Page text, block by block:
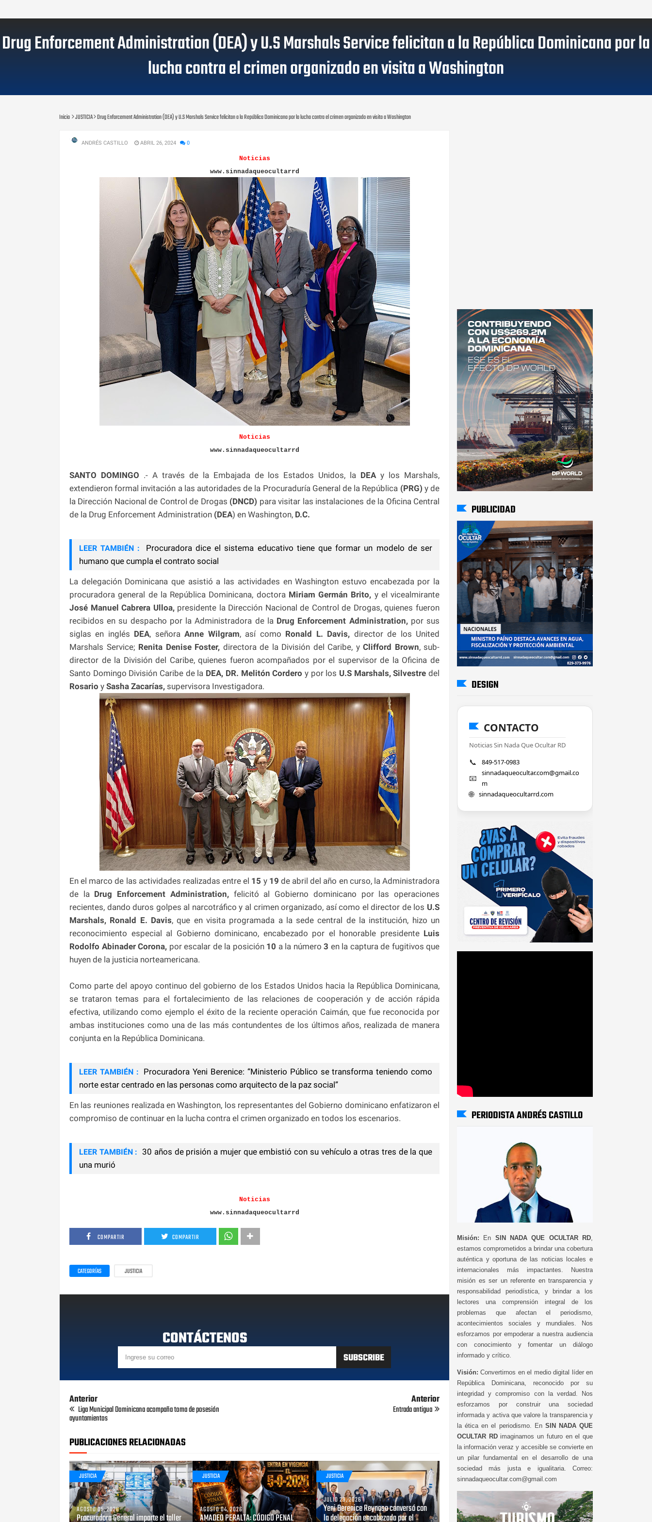
Drug Enforcement Administration (DEA) y U.S Marshals Service felicitan a la República Dominicana por la
lucha contra el crimen organizado en visita a Washington
Inicio JUSTICIA Drug Enforcement Administration (DEA) y U.S Marshals Service felicitan a la República Dominicana por la lucha contra el crimen organizado en visita a Washington
ANDRÉS CASTILLO ABRIL 26, 2024 0
Noticias
www.sinnadaqueocultarrd
Noticias
www.sinnadaqueocultarrd
SANTO DOMINGO .- A través de la Embajada de los Estados Unidos, la DEA y los Marshals,
extendieron formal invitación a las autoridades de la Procuraduría General de la República (PRG) y de
la Dirección Nacional de Control de Drogas (DNCD) para visitar las instalaciones de la Oficina Central
de la Drug Enforcement Administration (DEA) en Washington, D.C.
LEER TAMBIÉN :
Procuradora dice el sistema educativo tiene que formar un modelo de ser
humano que cumpla el contrato social
La delegación Dominicana que asistió a las actividades en Washington estuvo encabezada por la
procuradora general de la República Dominicana, doctora Miriam Germán Brito, y el vicealmirante
José Manuel Cabrera Ulloa,presidente la Dirección Nacional de Control de Drogas, quienes fueron
recibidos en su despacho por la Administradora de la Drug Enforcement Administration,por sus
siglas en inglés DEA, señoraAnne Wilgram, así como Ronald L. Davis, director de los United
Marshals Service; Renita Denise Foster, directora de la División del Caribe, y Clifford Brown, sub-
director de la División del Caribe, quienes fueron acompañados por el supervisor de la Oficina de
Santo Domingo División Caribe de la DEA, DR. Melitón Cordero y por los U.S Marshals, Silvestre del
Rosario y Sasha Zacarías, supervisora Investigadora.
En el marco de las actividades realizadas entre el 15 y 19 de abril del año en curso, la Administradora
de la Drug Enforcement Administration,felicitó al Gobierno dominicano por las operaciones
recientes, dando duros golpes al narcotráfico y al crimen organizado, así como el director de los U.S
Marshals, Ronald E. Davis, que en visita programada a la sede central de la institución, hizo un
reconocimiento especial al Gobierno dominicano, encabezado por el honorable presidenteLuis
Rodolfo Abinader Corona, por escalar de la posición 10 a la número 3 en la captura de fugitivos que
huyen de la justicia norteamericana.
Como parte del apoyo continuo del gobierno de los Estados Unidos hacia la República Dominicana,
se trataron temas para el fortalecimiento de las relaciones de cooperación y de acción rápida
efectiva, utilizando como ejemplo el éxito de la reciente operación Caimán, que fue reconocida por
ambas instituciones como una de las más contundentes de los últimos años, realizada de manera
conjunta en la República Dominicana.
LEER TAMBIÉN :
Procuradora Yeni Berenice: “Ministerio Público se transforma teniendo como
norte estar centrado en las personas como arquitecto de la paz social”
En las reuniones realizada en Washington, los representantes del Gobierno dominicano enfatizaron el
compromiso de continuar en la lucha contra el crimen organizado en todos los escenarios.
LEER TAMBIÉN : 30 años de prisión a mujer que embistió con su vehículo a otras tres de la que
una murió
Noticias
www.sinnadaqueocultarrd
COMPARTIR COMPARTIR
CATEGORÍAS JUSTICIA
CONTÁCTENOS
Anterior
Liga Municipal Dominicana acompaña toma de posesión
ayuntamientos
Anterior
Entrada antigua
PUBLICACIONES RELACIONADAS
JUSTICIA
AGOSTO 05, 2026
Procuradora General imparte el taller
JUSTICIA
AGOSTO 04, 2026
AMADEO PERALTA: CÓDIGO PENAL
JUSTICIA
JULIO 29, 2026
Yeni Berenice Reynoso conversó con
la delegación encabezada por el
PUBLICIDAD
DESIGN
CONTACTO
Noticias Sin Nada Que Ocultar RD
📞 849-517-0983
📧
sinnadaqueocultar.com@gmail.co
m
🌐 sinnadaqueocultarrd.com
PERIODISTA ANDRÉS CASTILLO
Misión: En SIN NADA QUE OCULTAR RD
estamos comprometidos a brindar una cobertura
auténtica y oportuna de las noticias locales e
internacionales más impactantes. Nuestra
misión es ser un referente en transparencia y
responsabilidad periodística, y brindar a los
lectores una comprensión integral de los
problemas que afectan el periodismo,
acontecimientos sociales y mundiales. Nos
esforzamos por empoderar a nuestra audiencia
con conocimiento y fomentar un diálogo
informado y crítico.
Visión: Convertirnos en el medio digital líder en
República Dominicana, reconocido por su
integridad y compromiso con la verdad. Nos
esforzamos por construir una sociedad
informada y activa que valore la transparencia y
la ética en el periodismo. En SIN NADA QUE
OCULTAR RDimaginamos un futuro en el que
la información veraz y accesible se convierte en
un pilar fundamental en el desarrollo de una
sociedad más justa e igualitaria. Correo:
sinnadaqueocultar.com@gmail.com